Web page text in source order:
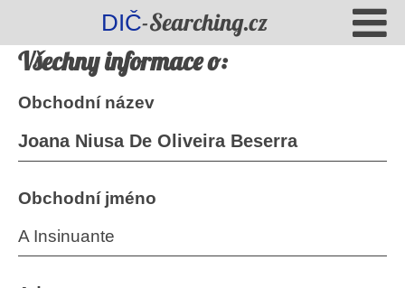
DIČ-Searching.cz
Všechny informace o:
Obchodní název
Joana Niusa De Oliveira Beserra
Obchodní jméno
A Insinuante